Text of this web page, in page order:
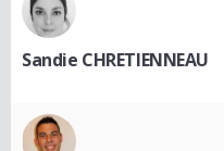
Sandie CHRETIENNEAU